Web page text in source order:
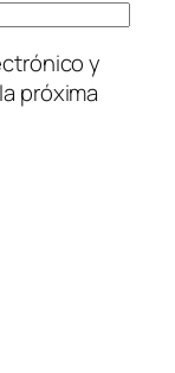
y
próxima